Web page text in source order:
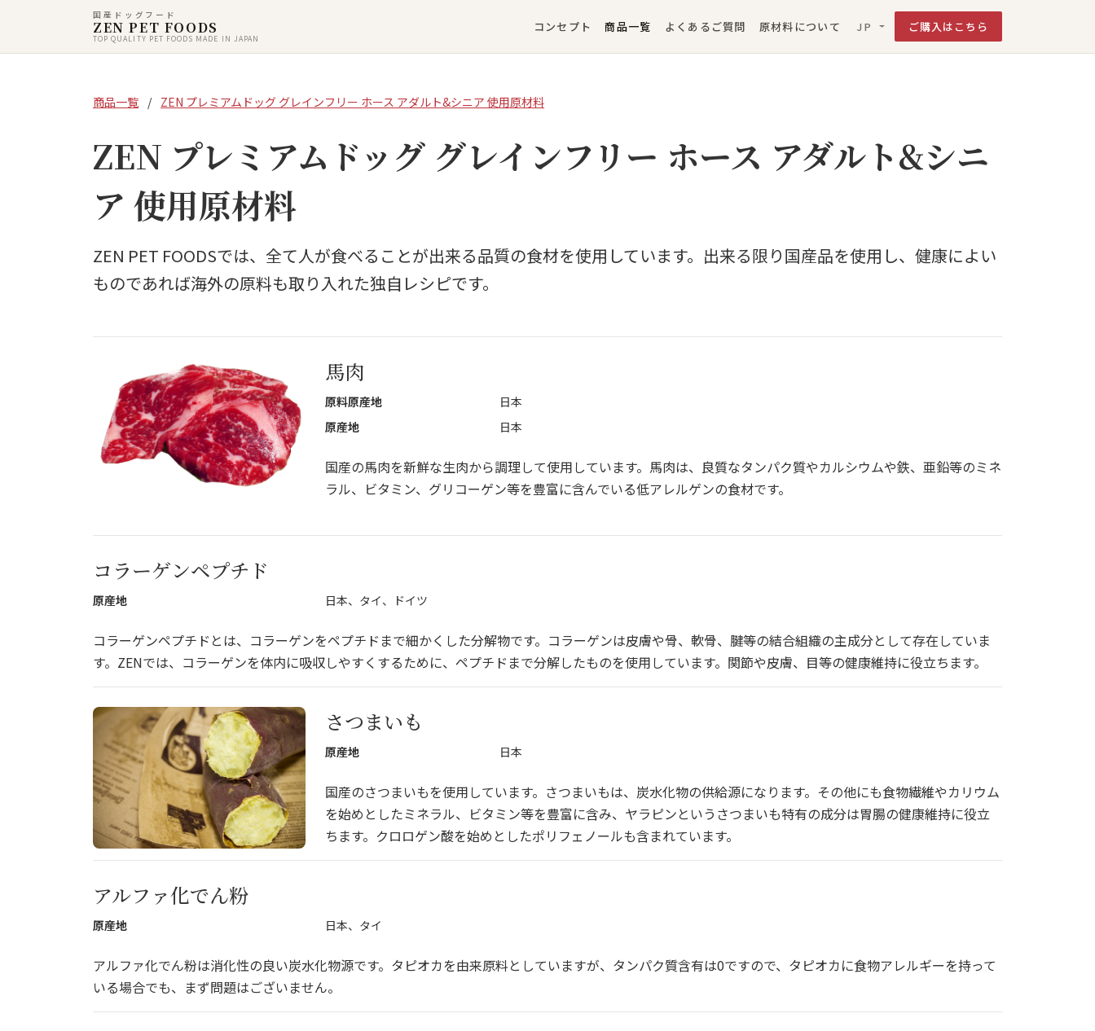
国産ドッグフード
ZEN PET FOODS
TOP QUALITY PET FOODS MADE IN JAPAN
コンセプト 商品一覧 よくあるご質問 原材料について JP ご購入はこちら
商品一覧 / ZEN プレミアムドッグ グレインフリー ホース アダルト&シニア 使用原材料
ZEN プレミアムドッグ グレインフリー ホース アダルト&シニ
ア 使用原材料
ZEN PET FOODSでは、全て人が食べることが出来る品質の食材を使用しています。出来る限り国産品を使用し、健康によい
ものであれば海外の原料も取り入れた独自レシピです。
馬肉
原料原産地
日本
原産地
日本
国産の馬肉を新鮮な生肉から調理して使用しています。馬肉は、良質なタンパク質やカルシウムや鉄、亜鉛等のミネ
ラル、ビタミン、グリコーゲン等を豊富に含んでいる低アレルゲンの食材です。
コラーゲンペプチド
原産地 日本、タイ、ドイツ
コラーゲンペプチドとは、コラーゲンをペプチドまで細かくした分解物です。コラーゲンは皮膚や骨、軟骨、腱等の結合組織の主成分として存在していま
す。ZENでは、コラーゲンを体内に吸収しやすくするために、ペプチドまで分解したものを使用しています。関節や皮膚、目等の健康維持に役立ちます。
さつまいも
原産地 日本
国産のさつまいもを使用しています。さつまいもは、炭水化物の供給源になります。その他にも食物繊維やカリウム
を始めとしたミネラル、ビタミン等を豊富に含み、ヤラピンというさつまいも特有の成分は胃腸の健康維持に役立
ちます。クロロゲン酸を始めとしたポリフェノールも含まれています。
アルファ化でん粉
原産地 日本、タイ
アルファ化でん粉は消化性の良い炭水化物源です。タピオカを由来原料としていますが、タンパク質含有は0ですので、タピオカに食物アレルギーを持って
いる場合でも、まず問題はございません。